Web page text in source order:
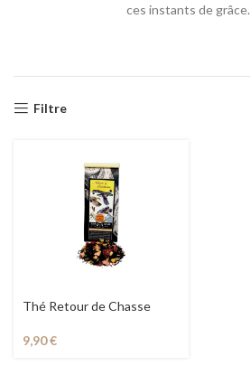
ces instants de grâce.
Filtre
Thé Retour de Chasse
9,90€